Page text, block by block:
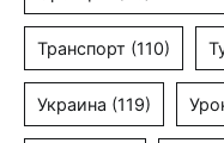
Транспорт (110)
Украина (119)